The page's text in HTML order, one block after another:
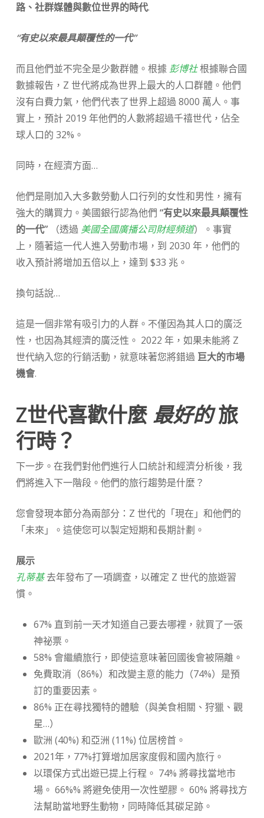
路、社群媒體與數位世界的時代.
“有史以來最具顛覆性的一代”
而且他們並不完全是少數群體。根據 彭博社根據聯合國
數據報告，Z 世代將成為世界上最大的人口群體。他們
沒有白費力氣，他們代表了世界上超過 8000 萬人。事
實上，預計 2019 年他們的人數將超過千禧世代，佔全
球人口的 32%。
同時，在經濟方面…
他們是剛加入大多數勞動人口行列的女性和男性，擁有
強大的購買力。美國銀行認為他們 “有史以來最具顛覆性
的一代”（透過 美國全國廣播公司財經頻道）。事實
上，隨著這一代人進入勞動市場，到 2030 年，他們的
收入預計將增加五倍以上，達到 $33 兆。
換句話說…
這是一個非常有吸引力的人群。不僅因為其人口的廣泛
性，也因為其經濟的廣泛性。 2022 年，如果未能將 Z
世代納入您的行銷活動，就意味著您將錯過 巨大的市場
機會.
Z世代喜歡什麼 最好的旅
行時？
下一步。在我們對他們進行人口統計和經濟分析後，我
們將進入下一階段。他們的旅行趨勢是什麼？
您會發現本節分為兩部分：Z 世代的「現在」和他們的
「未來」。這使您可以製定短期和長期計劃。
展示
孔蒂基去年發布了一項調查，以確定 Z 世代的旅遊習
慣。
67% 直到前一天才知道自己要去哪裡，就買了一張
神祕票。
58% 會繼續旅行，即使這意味著回國後會被隔離。
免費取消（86%）和改變主意的能力（74%）是預
訂的重要因素。
86% 正在尋找獨特的體驗（與美食相關、狩獵、觀
星…）
歐洲 (40%) 和亞洲 (11%) 位居榜首。
2021年，77%打算增加居家度假和國內旅行。
以環保方式出遊已提上行程。 74% 將尋找當地市
場。 66%% 將避免使用一次性塑膠。 60% 將尋找方
法幫助當地野生動物，同時降低其碳足跡。